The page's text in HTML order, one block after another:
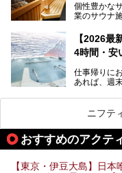
個性豊かな
業のサウナ
を旅の目的
ど、自分の
魅力です。
最近では、
い個室サウ
ら、特にお
してみてく
【2026最
4時間・安
仕事帰りに
あれば、週
また、終電
る場所があ
しょうか。
そこで本記
24時間営業
ニフテ
おすすめのアクテ
【東京・伊豆大島】日